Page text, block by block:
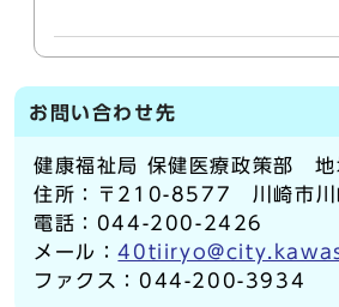
お問い合わせ先
健康福祉局 保健医療政策部 地
住所：〒210-8577 川崎市川
電話：044-200-2426
メール：
ファクス：044-200-3934